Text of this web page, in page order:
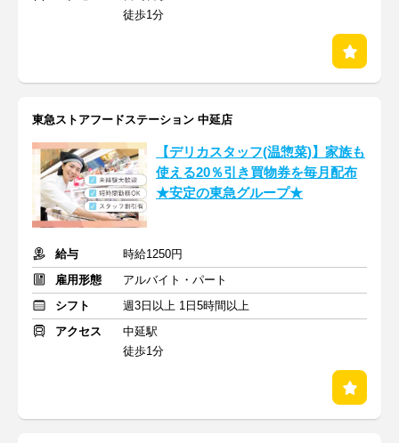
徒歩1分
東急ストアフードステーション 中延店
【デリカスタッフ(温惣菜)】家族も
使える20％引き買物券を毎月配布
★安定の東急グループ★
給与
時給1250円
雇用形態
アルバイト・パート
シフト
週3日以上 1日5時間以上
アクセス
中延駅
徒歩1分